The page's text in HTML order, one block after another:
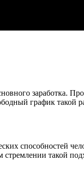
заработка.
график такой
способностей
такой